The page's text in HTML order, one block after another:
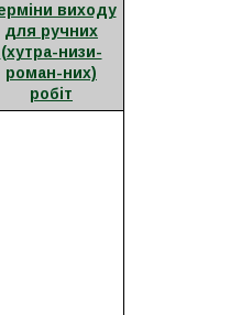
виходу
для ручних
(хутра-низи-
роман-них)
робіт